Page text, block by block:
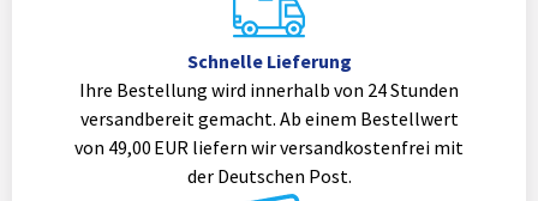
Schnelle Lieferung
Ihre Bestellung wird innerhalb von 24 Stunden
versandbereit gemacht. Ab einem Bestellwert
von 49,00 EUR liefern wir versandkostenfrei mit
der Deutschen Post.